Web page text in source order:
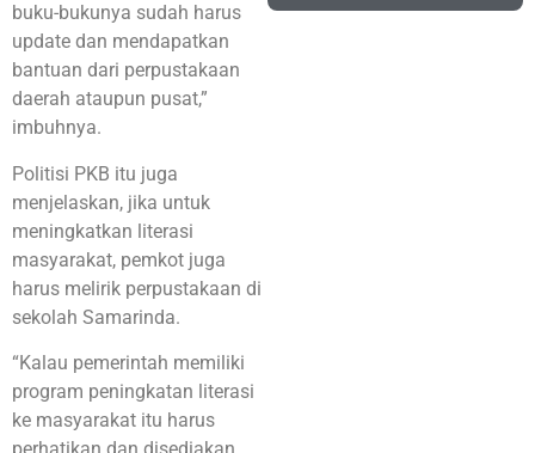
buku-bukunya sudah harus
update dan mendapatkan
bantuan dari perpustakaan
daerah ataupun pusat,”
imbuhnya.
Politisi PKB itu juga
menjelaskan, jika untuk
meningkatkan literasi
masyarakat, pemkot juga
harus melirik perpustakaan di
sekolah Samarinda.
“Kalau pemerintah memiliki
program peningkatan literasi
ke masyarakat itu harus